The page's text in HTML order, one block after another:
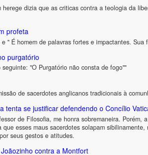
dizia que as criticas contra a teologia da
profeta
" É homem de palavras fortes e impactantes. Sua
purgatório
"O Purgatório não consta de fogo""
de sacerdotes anglicanos tradicionais à
se justificar defendendo o Concílio
de Filosofia, me honra sobremaneira. Porém,
esses maus sacerdotes solapam
seus gestos e atitudes.
contra a Montfort